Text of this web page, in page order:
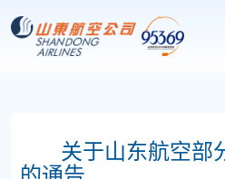
关于山东航空部